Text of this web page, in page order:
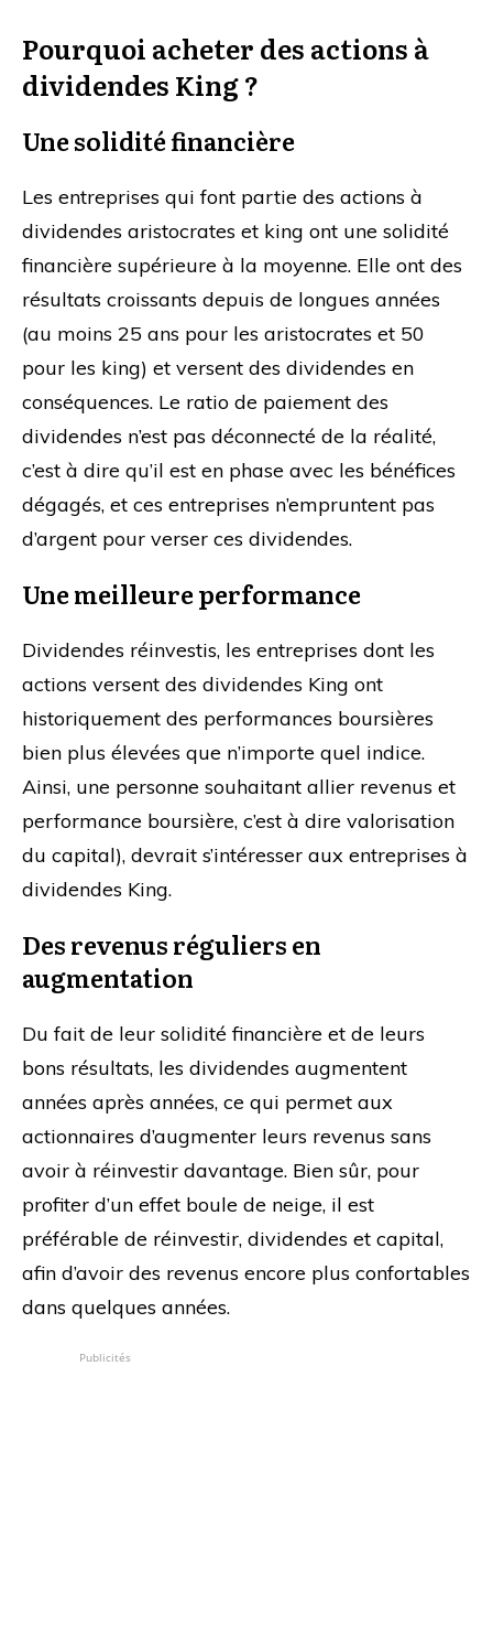
Pourquoi acheter des actions à
dividendes King ?
Une solidité financière
Les entreprises qui font partie des actions à
dividendes aristocrates et king ont une solidité
financière supérieure à la moyenne. Elle ont des
résultats croissants depuis de longues années
(au moins 25 ans pour les aristocrates et 50
pour les king) et versent des dividendes en
conséquences. Le ratio de paiement des
dividendes n’est pas déconnecté de la réalité,
c’est à dire qu’il est en phase avec les bénéfices
dégagés, et ces entreprises n’empruntent pas
d’argent pour verser ces dividendes.
Une meilleure performance
Dividendes réinvestis, les entreprises dont les
actions versent des dividendes King ont
historiquement des performances boursières
bien plus élevées que n’importe quel indice.
Ainsi, une personne souhaitant allier revenus et
performance boursière, c’est à dire valorisation
du capital), devrait s’intéresser aux entreprises à
dividendes King.
Des revenus réguliers en
augmentation
Du fait de leur solidité financière et de leurs
bons résultats, les dividendes augmentent
années après années, ce qui permet aux
actionnaires d’augmenter leurs revenus sans
avoir à réinvestir davantage. Bien sûr, pour
profiter d’un effet boule de neige, il est
préférable de réinvestir, dividendes et capital,
afin d’avoir des revenus encore plus confortables
dans quelques années.
Publicités